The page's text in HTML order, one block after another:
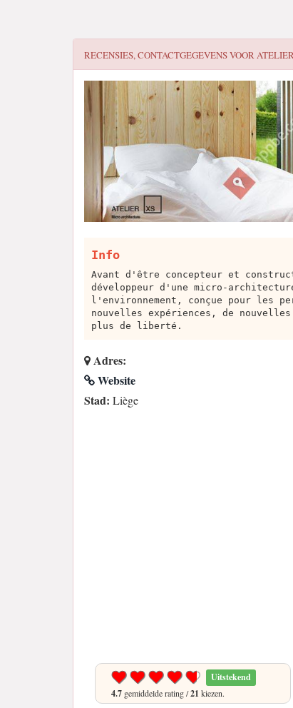
RECENSIES, CONTACTGEGEVENS VOOR
Info
Avant d'être concepteur et
développeur d'une micro-
l'environnement, conçue pour les
nouvelles expériences, de
plus de liberté.
Adres:
Website
Stad: Liège
Uitstekend
4.7 gemiddelde rating /21 kiezen.